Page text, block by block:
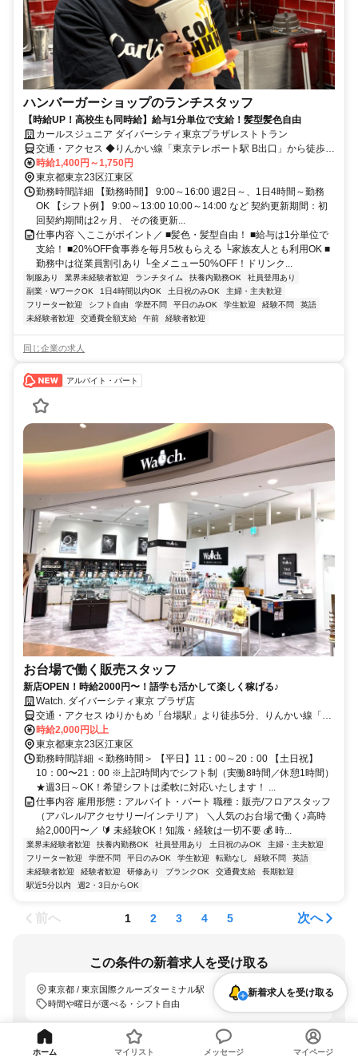
ハンバーガーショップのランチスタッフ
【時給UP！高校生も同時給】給与1分単位で支給！髪型髪色自由
カールスジュニア ダイバーシティ東京プラザレストトラン
交通・アクセス ◆りんかい線「東京テレポート駅 B出口」から徒歩5
分 ◆ゆりかもめ「台場駅」から徒歩5分
時給1,400円～1,750円
東京都東京23区江東区
勤務時間詳細 【勤務時間】 9:00～16:00 週2日～、1日4時間～勤務
OK 【シフト例】 9:00～13:00 10:00～14:00 など 契約更新期間：初
回契約期間は2ヶ月、 その後更新...
仕事内容 ＼ここがポイント／ ■髪色・髪型自由！ ■給与は1分単位で
支給！ ■20%OFF食事券を毎月5枚もらえる └家族友人とも利用OK ■
勤務中は従業員割引あり └全メニュー50%OFF！ドリンク...
制服あり 業界未経験者歓迎 ランチタイム 扶養内勤務OK
社員登用あり
副業・WワークOK
1日4時間以内OK 土日祝のみOK
主婦・主夫歓迎
フリーター歓迎
シフト自由 学歴不問 平日のみOK 学生歓迎 経験不問
英語
未経験者歓迎
交通費全額支給 午前 経験者歓迎
同じ企業の求人
アルバイト・パート
お台場で働く販売スタッフ
新店OPEN！時給2000円〜！語学も活かして楽しく稼げる♪
Watch. ダイバーシティ東京 プラザ店
交通・アクセス ゆりかもめ「台場駅」より徒歩5分、りんかい線「東
京テレポート駅」B出口より徒歩3分
時給2,000円以上
東京都東京23区江東区
勤務時間詳細 ＜勤務時間＞ 【平日】11：00～20：00 【土日祝】
10：00〜21：00 ※上記時間内でシフト制（実働8時間／休憩1時間）
★週3日～OK！希望シフトは柔軟に対応いたします！ ...
仕事内容 雇用形態：アルバイト・パート 職種：販売/フロアスタッフ
（アパレル/アクセサリー/インテリア） ＼人気のお台場で働く♪高時
給2,000円〜／ 🔰 未経験OK！知識・経験は一切不要 💰 時...
業界未経験者歓迎 扶養内勤務OK 社員登用あり 土日祝のみOK
主婦・主夫歓迎
フリーター歓迎
学歴不問 平日のみOK 学生歓迎 転勤なし 経験不問
英語
未経験者歓迎
経験者歓迎 研修あり ブランクOK 交通費支給
長期歓迎
駅近5分以内
週2・3日からOK
前へ 1 2 3 4 5 次へ
この条件の新着求人を受け取る
東京都 / 東京国際クルーズターミナル駅
時間や曜日が選べる・シフト自由
「LINEで受け取る」では、新着求人のほか、おすすめ情報なども配信しま
詳しくはこちら
新着求人を受け取る
ホーム マイリスト メッセージ マイページ